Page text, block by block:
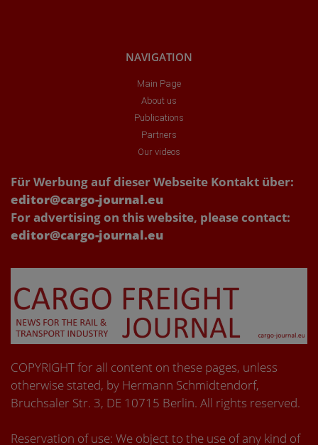
NAVIGATION
Main Page
About us
Publications
Partners
Our videos
Für Werbung auf dieser Webseite Kontakt über:
editor@cargo-journal.eu
For advertising on this website, please contact:
editor@cargo-journal.eu
COPYRIGHT for all content on these pages, unless
otherwise stated, by Hermann Schmidtendorf,
Bruchsaler Str. 3, DE 10715 Berlin. All rights reserved.
Reservation of use: We object to the use of any kind of